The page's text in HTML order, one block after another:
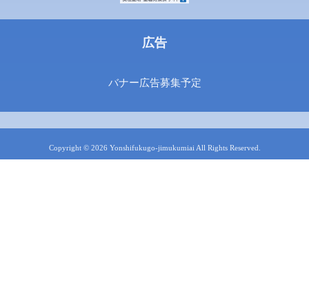
広告
バナー広告募集予定
Copyright © 2026 Yonshifukugo-jimukumiai All Rights Reserved.